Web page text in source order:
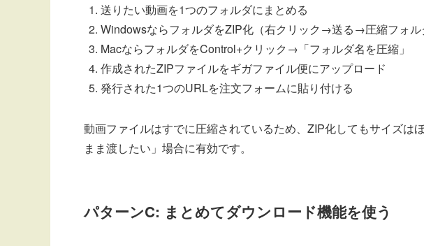
送りたい動画を1つのフォルダにまとめる
WindowsならフォルダをZIP化（右クリック→送る→圧縮フォル
MacならフォルダをControl+クリック→「フォルダ名を圧縮」
作成されたZIPファイルをギガファイル便にアップロード
発行された1つのURLを注文フォームに貼り付ける
動画ファイルはすでに圧縮されているため、ZIP化してもサイズ
まま渡したい」場合に有効です。
パターンC: まとめてダウンロード機能を使う